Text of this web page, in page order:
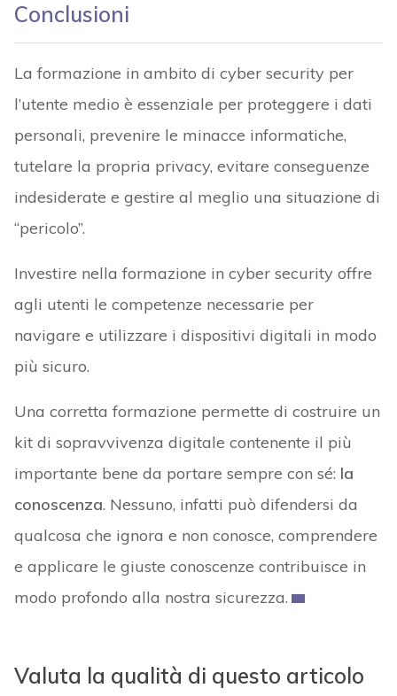
Conclusioni
La formazione in ambito di cyber security per
l’utente medio è essenziale per proteggere i dati
personali, prevenire le minacce informatiche,
tutelare la propria privacy, evitare conseguenze
indesiderate e gestire al meglio una situazione di
“pericolo”.
Investire nella formazione in cyber security offre
agli utenti le competenze necessarie per
navigare e utilizzare i dispositivi digitali in modo
più sicuro.
Una corretta formazione permette di costruire un
kit di sopravvivenza digitale contenente il più
importante bene da portare sempre con sé: la
conoscenza. Nessuno, infatti può difendersi da
qualcosa che ignora e non conosce, comprendere
e applicare le giuste conoscenze contribuisce in
modo profondo alla nostra sicurezza.
Valuta la qualità di questo articolo